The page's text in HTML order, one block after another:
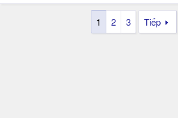
1 2 3 Tiếp